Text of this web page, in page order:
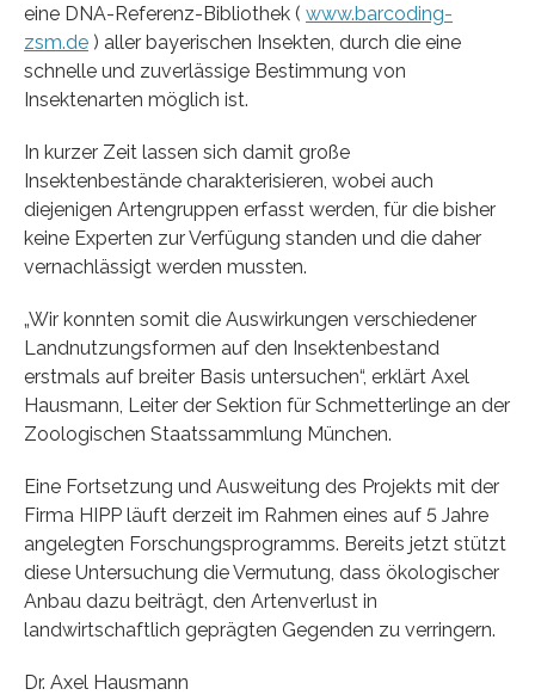
eine DNA-Referenz-Bibliothek ( www.barcoding-
zsm.de ) aller bayerischen Insekten, durch die eine
schnelle und zuverlässige Bestimmung von
Insektenarten möglich ist.
In kurzer Zeit lassen sich damit große
Insektenbestände charakterisieren, wobei auch
diejenigen Artengruppen erfasst werden, für die bisher
keine Experten zur Verfügung standen und die daher
vernachlässigt werden mussten.
„Wir konnten somit die Auswirkungen verschiedener
Landnutzungsformen auf den Insektenbestand
erstmals auf breiter Basis untersuchen“, erklärt Axel
Hausmann, Leiter der Sektion für Schmetterlinge an der
Zoologischen Staatssammlung München.
Eine Fortsetzung und Ausweitung des Projekts mit der
Firma HIPP läuft derzeit im Rahmen eines auf 5 Jahre
angelegten Forschungsprogramms. Bereits jetzt stützt
diese Untersuchung die Vermutung, dass ökologischer
Anbau dazu beiträgt, den Artenverlust in
landwirtschaftlich geprägten Gegenden zu verringern.
Dr. Axel Hausmann